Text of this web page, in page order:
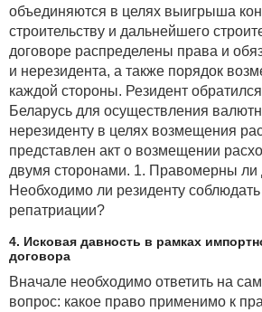
объединяются в целях выигрыша
строительству и дальнейшего
договоре распределены права и
и нерезидента, а также порядок
каждой стороны. Резидент
Беларусь для осуществления
нерезиденту в целях возмещения
представлен акт о возмещении
двумя сторонами. 1. Правомерны ли
Необходимо ли резиденту
репатриации?
4. Исковая давность в рамках
договора
Вначале необходимо ответить на
вопрос: какое право применимо к